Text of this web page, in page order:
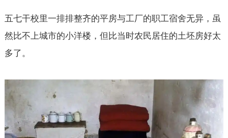
五七干校里一排排整齐的平房与工厂的职工宿舍无异，虽
然比不上城市的小洋楼，但比当时农民居住的土坯房好太
多了。